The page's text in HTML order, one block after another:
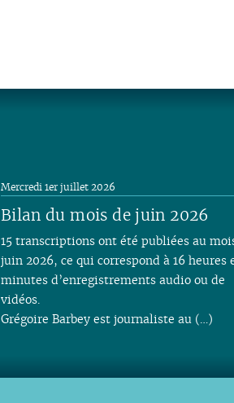
Bilan du mois de juin 2026
Mercredi 1er juillet 2026
15 transcriptions ont été publiées au
juin 2026, ce qui correspond à 16 heures
minutes d’enregistrements audio ou de
vidéos.
Grégoire Barbey est journaliste au (…)